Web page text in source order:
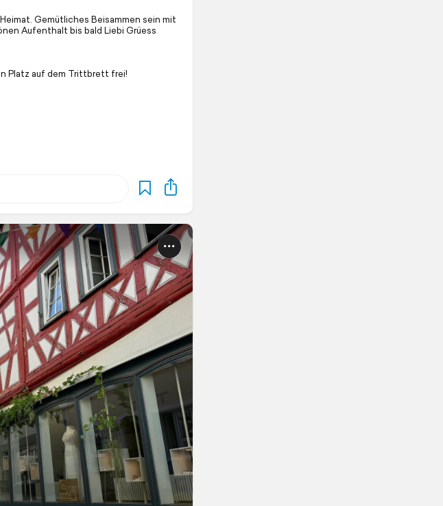
Gemütliches Beisammen sein mit
Aufenthalt bis bald Liebi Grüess
Platz auf dem Trittbrett frei!